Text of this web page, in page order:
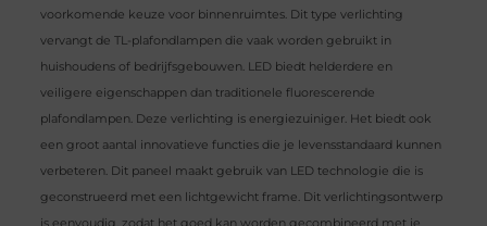
voorkomende keuze voor binnenruimtes. Dit type verlichting
vervangt de TL-plafondlampen die vaak worden gebruikt in
huishoudens of bedrijfsgebouwen. LED biedt helderdere en
veiligere eigenschappen dan traditionele fluorescerende
plafondlampen. Deze verlichting is energiezuiniger. Het biedt ook
een groot aantal innovatieve functies die je levensstandaard kunnen
verbeteren. Dit paneel maakt gebruik van LED technologie die is
geconstrueerd met een lichtgewicht frame. Dit verlichtingsontwerp
is eenvoudig, zodat het goed kan worden gecombineerd met je